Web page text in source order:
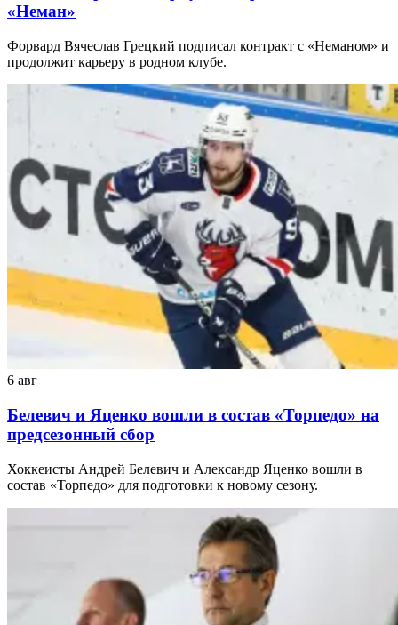
«Неман»
Форвард Вячеслав Грецкий подписал контракт с «Неманом» и
продолжит карьеру в родном клубе.
6 авг
Белевич и Яценко вошли в состав «Торпедо» на
предсезонный сбор
Хоккеисты Андрей Белевич и Александр Яценко вошли в
состав «Торпедо» для подготовки к новому сезону.